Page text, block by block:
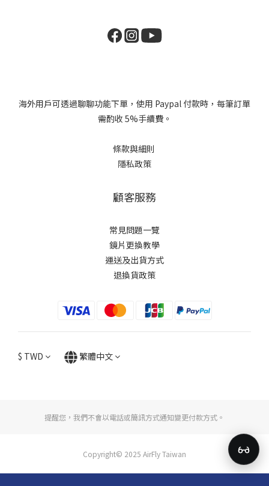
海外用戶可透過聊聊功能下單，使用 Paypal 付款時，每筆訂單
需酌收 5%手續費。
條款與細則
隱私政策
顧客服務
常見問題一覽
鏡片更換教學​
運送及出貨方式
退換貨政策
$ TWD 繁體中文
提醒您，我們不會以電話或簡訊方式通知變更付款方式。
Copyright© 2025 AirFly Taiwan